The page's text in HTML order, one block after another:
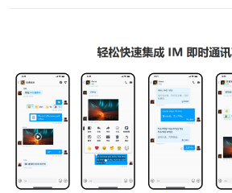
为各类企业构建核心通讯能力的优选的合作